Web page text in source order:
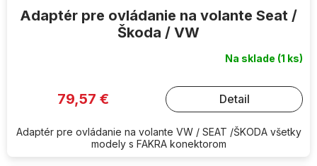
Adaptér pre ovládanie na volante Seat /
Škoda / VW
Na sklade (1 ks)
79,57 € Detail
Adaptér pre ovládanie na volante VW / SEAT /ŠKODA všetky
modely s FAKRA konektorom